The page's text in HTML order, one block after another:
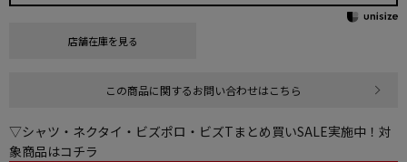
店舗在庫を見る
この商品に関するお問い合わせはこちら
▽シャツ・ネクタイ・ビズポロ・ビズTまとめ買いSALE実施中！対
象商品はコチラ